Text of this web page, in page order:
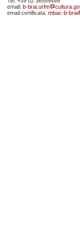
email: b-brai.urfm
email certificata: mbac-b-brai